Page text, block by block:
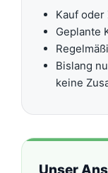
Kauf
Geplante
Bislang
keine